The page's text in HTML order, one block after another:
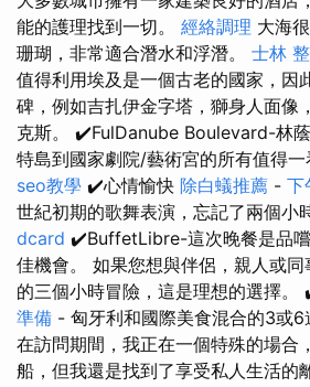
能的護理找到一切。 經絡調理 大海
珊瑚，非常適合潛水和浮潛。 士林
值得利用埃及是一個古老的國家，因
碑，例如吉扎伊金字塔，獅身人面像
克斯。 ✔️FulDanube Boulevard-林
特島到國家劇院/藝術宮的所有值得一
seo教學 ✔️心情愉快 除白蟻推薦 - 下
世紀初期的歌舞表演，忘記了兩個小
dcard ✔️BuffetLibre-這次晚餐是品
佳機會。 如果您想與伴侶，親人或
的三個小時冒險，這是理想的選擇。
準備 - 匈牙利和國際美食混合的3或6
在訪問期間，我正在一個特殊的場合
船，但我還是找到了享受私人生活的